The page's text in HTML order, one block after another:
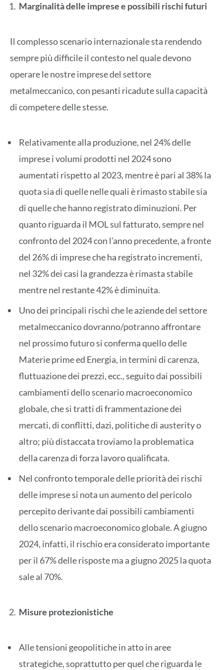
Marginalità delle imprese e possibili rischi futuri
Il complesso scenario internazionale sta rendendo
sempre più difficile il contesto nel quale devono
operare le nostre imprese del settore
metalmeccanico, con pesanti ricadute sulla capacità
di competere delle stesse.
Relativamente alla produzione, nel 24% delle
imprese i volumi prodotti nel 2024 sono
aumentati rispetto al 2023, mentre è pari al 38% la
quota sia di quelle nelle quali è rimasto stabile sia
di quelle che hanno registrato diminuzioni. Per
quanto riguarda il MOL sul fatturato, sempre nel
confronto del 2024 con l’anno precedente, a fronte
del 26% di imprese che ha registrato incrementi,
nel 32% dei casi la grandezza è rimasta stabile
mentre nel restante 42% è diminuita.
Uno dei principali rischi che le aziende del settore
metalmeccanico dovranno/potranno affrontare
nel prossimo futuro si conferma quello delle
Materie prime ed Energia, in termini di carenza,
fluttuazione dei prezzi, ecc., seguito dai possibili
cambiamenti dello scenario macroeconomico
globale, che si tratti di frammentazione dei
mercati, di conflitti, dazi, politiche di austerity o
altro; più distaccata troviamo la problematica
della carenza di forza lavoro qualificata.
Nel confronto temporale delle priorità dei rischi
delle imprese si nota un aumento del pericolo
percepito derivante dai possibili cambiamenti
dello scenario macroeconomico globale. A giugno
2024, infatti, il rischio era considerato importante
per il 67% delle risposte ma a giugno 2025 la quota
sale al 70%.
Misure protezionistiche
Alle tensioni geopolitiche in atto in aree
strategiche, soprattutto per quel che riguarda le